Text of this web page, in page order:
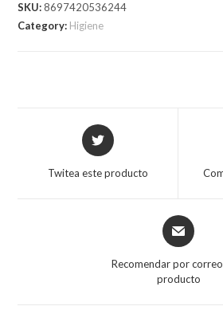
25UNDX12
quantity
SKU:8697420536244
Category: Higiene
Opens
in
Twitea este producto
Opens
in
new
Recomendar por
producto